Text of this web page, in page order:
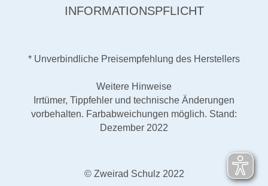
INFORMATIONSPFLICHT
* Unverbindliche Preisempfehlung des Herstellers
Weitere Hinweise
Irrtümer, Tippfehler und technische Änderungen
vorbehalten. Farbabweichungen möglich. Stand:
Dezember 2022
© Zweirad Schulz 2022